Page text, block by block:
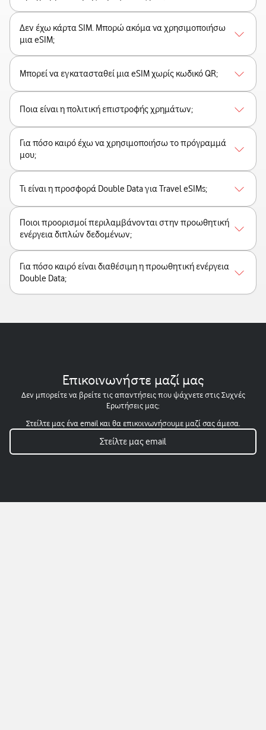
Δεν έχω κάρτα SIM. Μπορώ ακόμα να χρησιμοποιήσω
μια eSIM;
Μπορεί να εγκατασταθεί μια eSIM χωρίς κωδικό QR;
Ποια είναι η πολιτική επιστροφής χρημάτων;
Για πόσο καιρό έχω να χρησιμοποιήσω το πρόγραμμά
μου;
Τι είναι η προσφορά Double Data για Travel eSIMs;
Ποιοι προορισμοί περιλαμβάνονται στην προωθητική
ενέργεια διπλών δεδομένων;
Για πόσο καιρό είναι διαθέσιμη η προωθητική ενέργεια
Double Data;
Επικοινωνήστε μαζί μας
Δεν μπορείτε να βρείτε τις απαντήσεις που ψάχνετε στις Συχνές
Ερωτήσεις μας;
Στείλτε μας ένα email και θα επικοινωνήσουμε μαζί σας άμεσα.
Στείλτε μας email